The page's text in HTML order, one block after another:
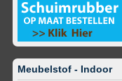
Meubelstof - Indoor